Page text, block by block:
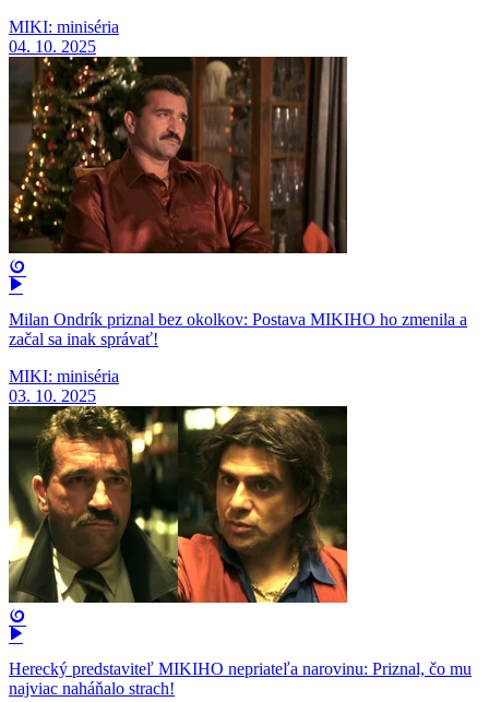
MIKI: miniséria
04. 10. 2025
Milan Ondrík priznal bez okolkov: Postava MIKIHO ho zmenila a
začal sa inak správať!
MIKI: miniséria
03. 10. 2025
Herecký predstaviteľ MIKIHO nepriateľa narovinu: Priznal, čo mu
najviac naháňalo strach!